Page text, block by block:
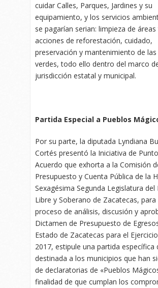
cuidar Calles, Parques, Jardines y su
equipamiento, y los servicios
se pagarían serian: limpieza de áreas
acciones de reforestación, cuidado,
preservación y mantenimiento de las
verdes, todo ello dentro del marco
jurisdicción estatal y municipal.
Partida Especial a Pueblos
Por su parte, la diputada Lyndiana
Cortés presentó la Iniciativa de
Acuerdo que exhorta a la Comisión
Presupuesto y Cuenta Pública de la
Sexagésima Segunda Legislatura del
Libre y Soberano de Zacatecas, para
proceso de análisis, discusión y
Dictamen de Presupuesto de
Estado de Zacatecas para el
2017, estipule una partida específica
destinada a los municipios que han
de declaratorias de «Pueblos
finalidad de que cumplan los